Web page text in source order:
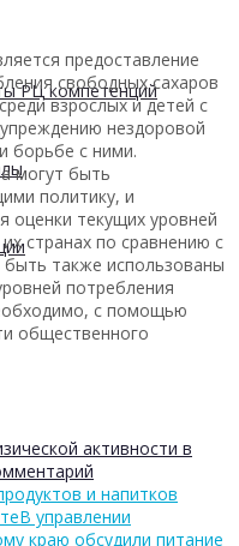
РЦ компетенций
предоставление
свободных сахаров
взрослых и детей с
нездоровой
борьбе с ними.
могут быть
политику, и
оценки текущих уровней
странах по сравнению с
также использованы
потребления
с помощью
общественного
активности в
и напитков
В управлении
краю обсудили питание